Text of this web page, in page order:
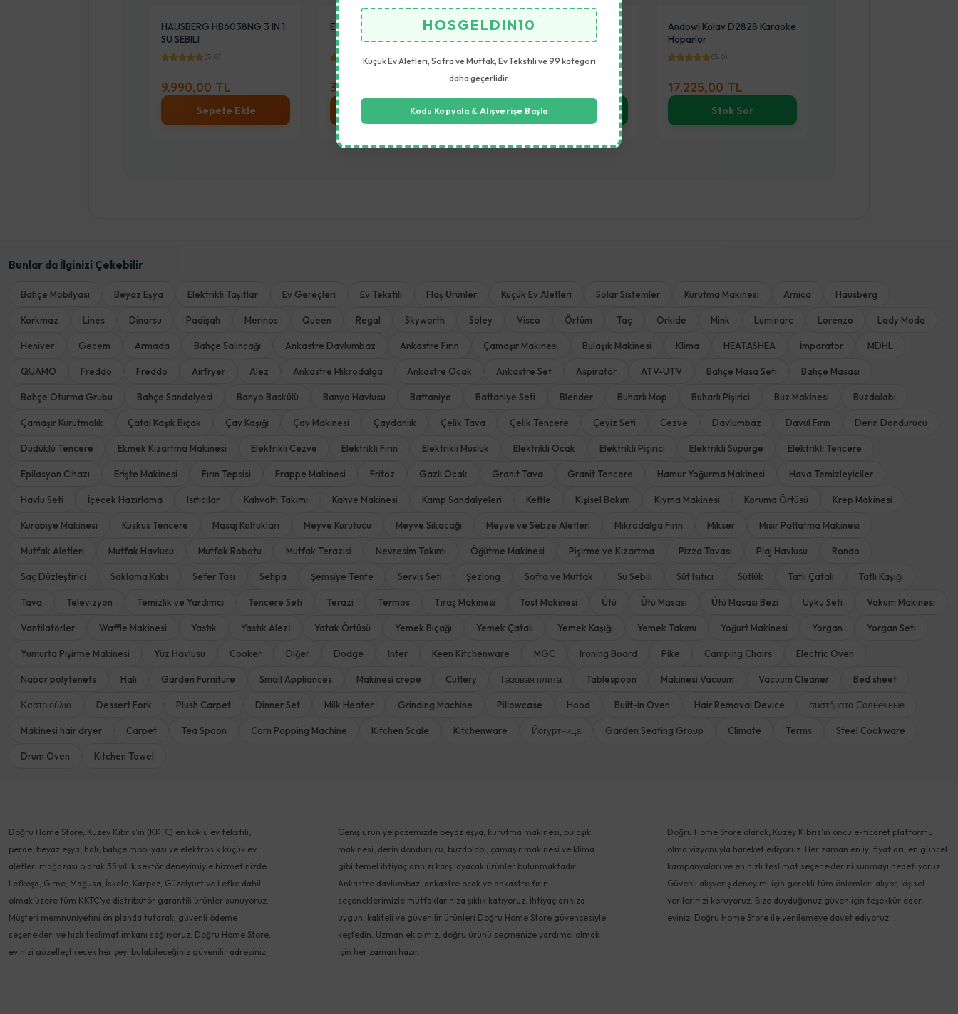
HAUSBERG HB6038NG 3 IN 1
SU SEBILI
(5.0)
9.990,00 TL
Sepete Ekle
ETM 61344 LUX DUS SETI
(5.0)
3.290,00 TL
Sepete Ekle
Solara ET13452 Şarjlı Dik
Süpürge Beyaz
(5.0)
Stok Sor
Andowl Kolav D2828 Karaoke
Hoparlör
(5.0)
17.225,00 TL
Stok Sor
Bunlar da İlginizi Çekebilir
Bahçe Mobilyası Beyaz Eşya Elektrikli Taşıtlar Ev Gereçleri Ev Tekstili Flaş Ürünler Küçük Ev Aletleri Solar Sistemler Kurutma Makinesi Arnica Hausberg
Korkmaz Lines Dinarsu Padişah Merinos Queen Regal Skyworth Soley Visco Örtüm Taç Orkide Mink Luminarc Lorenzo Lady Moda
Heniver Gecem Armada Bahçe Salıncağı Ankastre Davlumbaz Ankastre Fırın Çamaşır Makinesi Bulaşık Makinesi Klima HEATASHEA İmparator MDHL
QUAMO Freddo Freddo Airfryer Alez Ankastre Mikrodalga Ankastre Ocak Ankastre Set Aspiratör ATV-UTV Bahçe Masa Seti Bahçe Masası
Bahçe Oturma Grubu Bahçe Sandalyesi Banyo Baskülü Banyo Havlusu Battaniye Battaniye Seti Blender Buharlı Mop Buharlı Pişirici Buz Makinesi Buzdolabı
Çamaşır Kurutmalık Çatal Kaşık Bıçak Çay Kaşığı Çay Makinesi Çaydanlık Çelik Tava Çelik Tencere Çeyiz Seti Cezve Davlumbaz Davul Fırın Derin Dondurucu
Düdüklü Tencere Ekmek Kızartma Makinesi Elektrikli Cezve Elektrikli Fırın Elektrikli Musluk Elektrikli Ocak Elektrikli Pişirici Elektrikli Süpürge Elektrikli Tencere
Epilasyon Cihazı Erişte Makinesi Fırın Tepsisi Frappe Makinesi Fritöz Gazlı Ocak Granit Tava Granit Tencere Hamur Yoğurma Makinesi Hava Temizleyiciler
Havlu Seti İçecek Hazırlama Isıtıcılar Kahvaltı Takımı Kahve Makinesi Kamp Sandalyeleri Kettle Kişisel Bakım Kıyma Makinesi Koruma Örtüsü Krep Makinesi
Kurabiye Makinesi Kuskus Tencere Masaj Koltukları Meyve Kurutucu Meyve Sıkacağı Meyve ve Sebze Aletleri Mikrodalga Fırın Mikser Mısır Patlatma Makinesi
Mutfak Aletleri Mutfak Havlusu Mutfak Robotu Mutfak Terazisi Nevresim Takımı Öğütme Makinesi Pişirme ve Kızartma Pizza Tavası Plaj Havlusu Rondo
Saç Düzleştirici Saklama Kabı Sefer Tası Sehpa Şemsiye Tente Servis Seti Şezlong Sofra ve Mutfak Su Sebili Süt Isıtıcı Sütlük Tatlı Çatalı Tatlı Kaşığı
Tava Televizyon Temizlik ve Yardımcı Tencere Seti Terazi Termos Tıraş Makinesi Tost Makinesi Ütü Ütü Masası Ütü Masası Bezi Uyku Seti Vakum Makinesi
Vantilatörler Waffle Makinesi Yastık Yastık Alezİ Yatak Örtüsü Yemek Bıçağı Yemek Çatalı Yemek Kaşığı Yemek Takımı Yoğurt Makinesi Yorgan Yorgan Seti
Yumurta Pişirme Makinesi Yüz Havlusu Cooker Diğer Dodge Inter Keen Kitchenware MGC Ironing Board Pike Camping Chairs Electric Oven
Nabor polytenets Halı Garden Furniture Small Appliances Makinesi crepe Cutlery Газовая плита Tablespoon Makinesi Vacuum Vacuum Cleaner Bed sheet
Καστριούλια Dessert Fork Plush Carpet Dinner Set Milk Heater Grinding Machine Pillowcase Hood Built-in Oven Hair Removal Device συστήματα Солнечные
Makinesi hair dryer Carpet Tea Spoon Corn Popping Machine Kitchen Scale Kitchenware Йогуртница Garden Seating Group Climate Terms Steel Cookware
Drum Oven Kitchen Towel
Doğru Home Store, Kuzey Kıbrıs'ın (KKTC) en köklü ev tekstili,
perde, beyaz eşya, halı, bahçe mobilyası ve elektronik küçük ev
aletleri mağazası olarak 35 yıllık sektör deneyimiyle hizmetinizde.
Lefkoşa, Girne, Mağusa, İskele, Karpaz, Güzelyurt ve Lefke dahil
olmak üzere tüm KKTC'ye distribütör garantili ürünler sunuyoruz.
Müşteri memnuniyetini ön planda tutarak, güvenli ödeme
seçenekleri ve hızlı teslimat imkanı sağlıyoruz. Doğru Home Store,
evinizi güzelleştirecek her şeyi bulabileceğiniz güvenilir adresiniz.
Geniş ürün yelpazemizde beyaz eşya, kurutma makinesi, bulaşık
makinesi, derin dondurucu, buzdolabı, çamaşır makinesi ve klima
gibi temel ihtiyaçlarınızı karşılayacak ürünler bulunmaktadır.
Ankastre davlumbaz, ankastre ocak ve ankastre fırın
seçeneklerimizle mutfaklarınıza şıklık katıyoruz. İhtiyaçlarınıza
uygun, kaliteli ve güvenilir ürünleri Doğru Home Store güvencesiyle
keşfedin. Uzman ekibimiz, doğru ürünü seçmenize yardımcı olmak
için her zaman hazır.
Doğru Home Store olarak, Kuzey Kıbrıs'ın öncü e-ticaret platformu
olma vizyonuyla hareket ediyoruz. Her zaman en iyi fiyatları, en güncel
kampanyaları ve en hızlı teslimat seçeneklerini sunmayı hedefliyoruz.
Güvenli alışveriş deneyimi için gerekli tüm önlemleri alıyor, kişisel
verilerinizi koruyoruz. Bize duyduğunuz güven için teşekkür eder,
evinizi Doğru Home Store ile yenilemeye davet ediyoruz.
HOSGELDIN10
Küçük Ev Aletleri, Sofra ve Mutfak, Ev Tekstili ve 99 kategori
daha geçerlidir.
Kodu Kopyala & Alışverişe Başla